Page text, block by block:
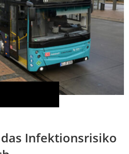
das Infektionsrisiko